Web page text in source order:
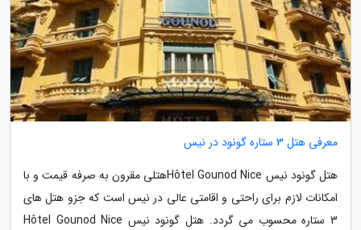
معرفی هتل 3 ستاره گونود در نیس
هتل گونود نیس Hôtel Gounod Niceهتلی مقرون به صرفه قیمت و با
امکانات لازم برای راحتی و اقامتی عالی در نیس است که جزو هتل های
3 ستاره محسوب می گردد. هتل گونود نیس Hôtel Gounod Nice